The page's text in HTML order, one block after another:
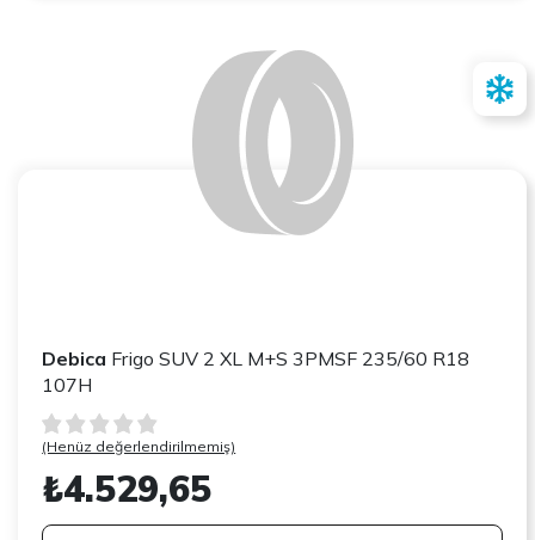
Debica Frigo SUV 2 XL M+S 3PMSF 235/60 R18
107H
(Henüz değerlendirilmemiş)
₺4.529,65